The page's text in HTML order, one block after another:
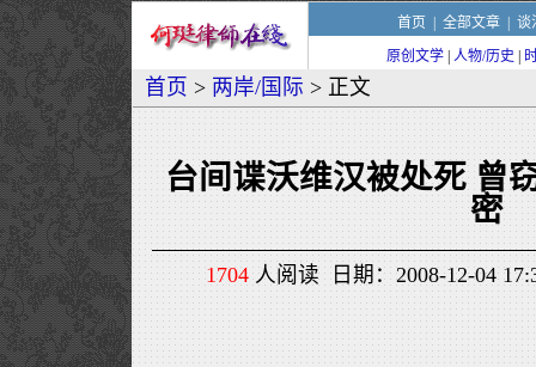
首页 全部文章| 谈
原创文学 人物/历史
首页 > 两岸/国际 > 正文
台间谍沃维汉被处死 曾
密
1704人阅读 日期：2008-12-04